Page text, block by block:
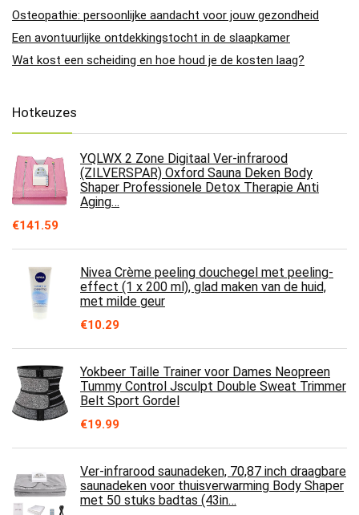
Osteopathie: persoonlijke aandacht voor jouw gezondheid
Een avontuurlijke ontdekkingstocht in de slaapkamer
Wat kost een scheiding en hoe houd je de kosten laag?
Hotkeuzes
YQLWX 2 Zone Digitaal Ver-infrarood
(ZILVERSPAR) Oxford Sauna Deken Body
Shaper Professionele Detox Therapie Anti
Aging…
€141.59
Nivea Crème peeling douchegel met peeling-
effect (1 x 200 ml), glad maken van de huid,
met milde geur
€10.29
Yokbeer Taille Trainer voor Dames Neopreen
Tummy Control Jsculpt Double Sweat Trimmer
Belt Sport Gordel
€19.99
Ver-infrarood saunadeken, 70,87 inch draagbare
saunadeken voor thuisverwarming Body Shaper
met 50 stuks badtas (43in…